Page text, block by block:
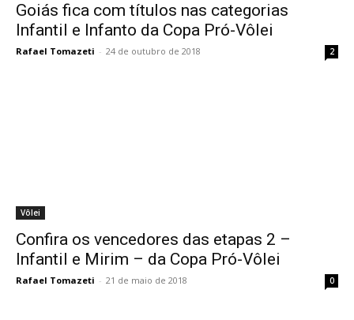
Goiás fica com títulos nas categorias
Infantil e Infanto da Copa Pró-Vôlei
Rafael Tomazeti - 24 de outubro de 2018 2
Vôlei
Confira os vencedores das etapas 2 –
Infantil e Mirim – da Copa Pró-Vôlei
Rafael Tomazeti - 21 de maio de 2018 0